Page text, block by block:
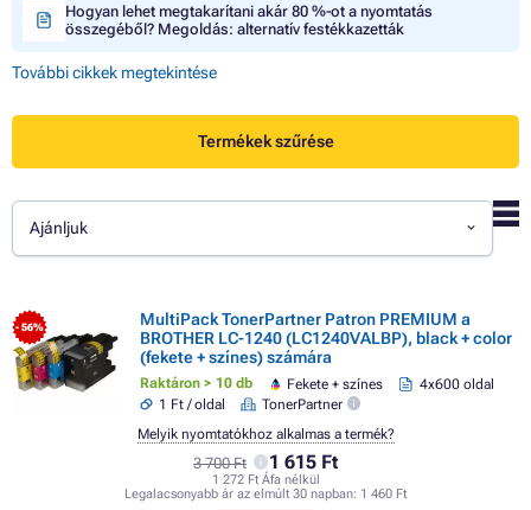
Hogyan lehet megtakarítani akár 80 %-ot a nyomtatás
összegéből? Megoldás: alternatív festékkazetták
További cikkek megtekintése
Termékek szűrése
Ajánljuk
- 56%
MultiPack TonerPartner Patron PREMIUM a
BROTHER LC-1240 (LC1240VALBP), black + color
(fekete + színes) számára
Raktáron > 10 db Fekete + színes
4x600 oldal
1 Ft / oldal
TonerPartner
3 700 Ft 1 615 Ft
1 272 Ft Áfa nélkül
Legalacsonyabb ár az elmúlt 30 napban: 1 460 Ft
Melyik nyomtatókhoz alkalmas a termék?